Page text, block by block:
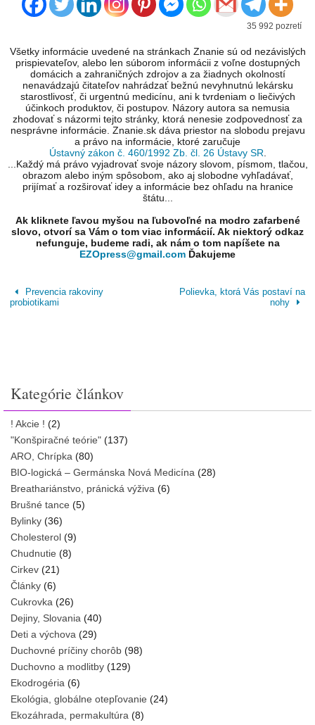
35 992 pozretí
Všetky informácie uvedené na stránkach Znanie sú od nezávislých
prispievateľov, alebo len súborom informácii z voľne dostupných
domácich a zahraničných zdrojov a za žiadnych okolností
nenavádzajú čitateľov nahrádzať bežnú nevyhnutnú lekársku
starostlivosť, či urgentnú medicínu, ani k tvrdeniam o liečivých
účinkoch produktov, či postupov. Názory autora sa nemusia
zhodovať s názormi tejto stránky, ktorá nenesie zodpovednosť za
nesprávne informácie. Znanie.sk dáva priestor na slobodu prejavu
a právo na informácie, ktoré zaručuje
Ústavný zákon č. 460/1992 Zb. čl. 26 Ústavy SR
...Každý má právo vyjadrovať svoje názory slovom, písmom, tlačou,
obrazom alebo iným spôsobom, ako aj slobodne vyhľadávať,
prijímať a rozširovať idey a informácie bez ohľadu na hranice
štátu...
Ak kliknete ľavou myšou na ľubovoľné na modro zafarbené
slovo, otvorí sa Vám o tom viac informácií. Ak niektorý odkaz
nefunguje, budeme radi, ak nám o tom napíšete na
EZOpress@gmail.com Ďakujeme
Prevencia rakoviny
probiotikami
Polievka, ktorá Vás postaví na
nohy
Kategórie článkov
! Akcie ! (2)
"Konšpiračné teórie" (137)
ARO, Chrípka (80)
BIO-logická – Germánska Nová Medicína (28)
Breathariánstvo, pránická výživa (6)
Brušné tance (5)
Bylinky (36)
Cholesterol (9)
Chudnutie (8)
Cirkev (21)
Články (6)
Cukrovka (26)
Dejiny, Slovania (40)
Deti a výchova (29)
Duchovné príčiny chorôb (98)
Duchovno a modlitby (129)
Ekodrogéria (6)
Ekológia, globálne otepľovanie (24)
Ekozáhrada, permakultúra (8)